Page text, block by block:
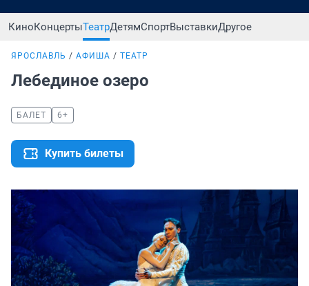
КиноКонцертыТеатрДетямСпортВыставкиДругое
ЯРОСЛАВЛЬ АФИША ТЕАТР
Лебединое озеро
БАЛЕТ 6+
Купить билеты